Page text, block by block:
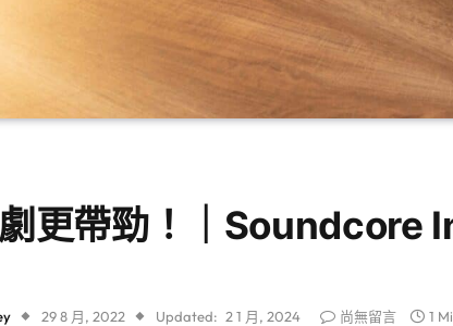
更帶勁！｜Soundcore
29 8 月, 2022 Updated: 2 1 月, 2024 尚無留言 1